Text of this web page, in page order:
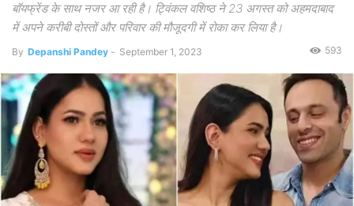
बॉयफ्रेंड के साथ नजर आ रही है। ट्विंकल वशिष्ठ ने 23 अगस्त को अहमदाबाद
में अपने करीबी दोस्तों और परिवार की मौजूदगी में रोका कर लिया है।
By Depanshi Pandey - September 1, 2023 593